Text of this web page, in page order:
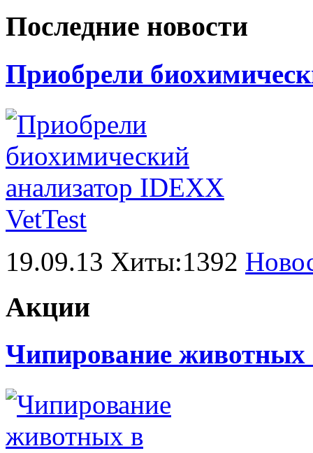
Последние новости
Приобрели
19.09.13 Хиты:1392
Акции
Чипирование животных